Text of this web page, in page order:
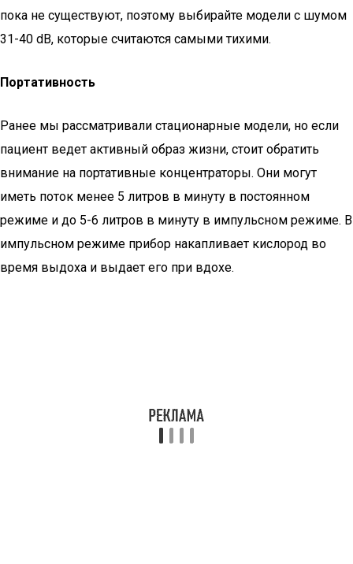
пока не существуют, поэтому выбирайте модели с шумом
31-40 dB, которые считаются самыми тихими.
Портативность
Ранее мы рассматривали стационарные модели, но если
пациент ведет активный образ жизни, стоит обратить
внимание на портативные концентраторы. Они могут
иметь поток менее 5 литров в минуту в постоянном
режиме и до 5-6 литров в минуту в импульсном режиме. В
импульсном режиме прибор накапливает кислород во
время выдоха и выдает его при вдохе.